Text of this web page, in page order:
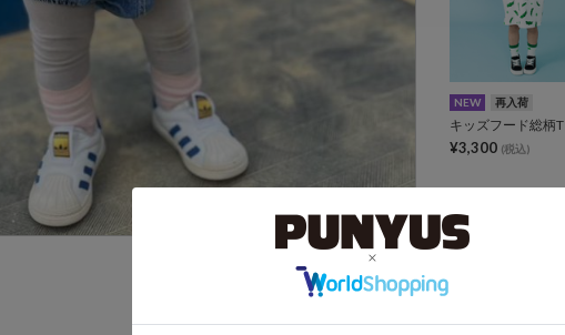
NEW 再入荷
¥3,300 (税込)